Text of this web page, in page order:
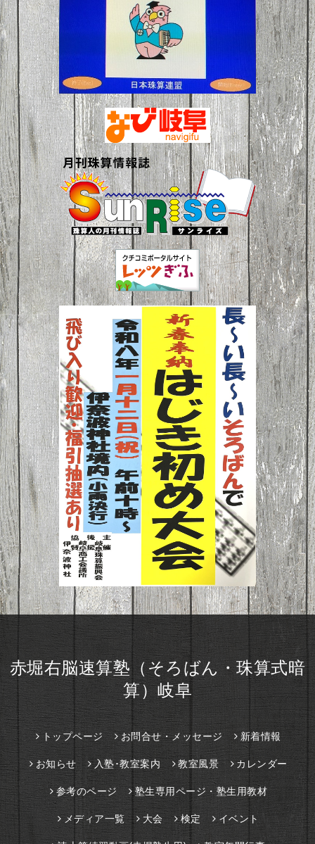
赤堀右脳速算塾（そろばん・珠算式暗
算）岐阜
トップページ お問合せ・メッセージ 新着情報
お知らせ 入塾･教室案内 教室風景 カレンダー
参考のページ 塾生専用ページ・塾生用教材
メディア一覧 大会 検定 イベント